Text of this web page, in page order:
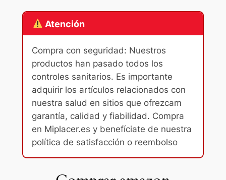
Atención
Compra con seguridad: Nuestros
productos han pasado todos los
controles sanitarios. Es importante
adquirir los artículos relacionados con
nuestra salud en sitios que ofrezcam
garantía, calidad y fiabilidad. Compra
en Miplacer.es y benefíciate de nuestra
política de satisfacción o reembolso